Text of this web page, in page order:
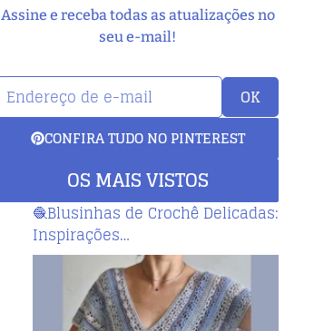
Assine e receba todas as atualizações no
seu e-mail!
OK
CONFIRA TUDO NO PINTEREST
OS MAIS VISTOS
🧶Blusinhas de Crochê Delicadas:
Inspirações…